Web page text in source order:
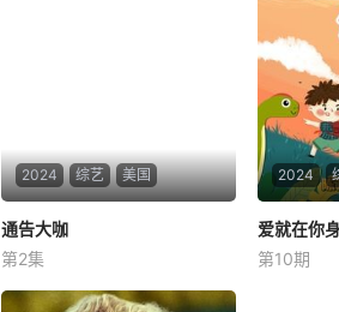
2024 综艺 美国
通告大咖
未知
好莱坞巨星畅谈如何踏上改变
通告大咖
第2集
2024
爱就在
未知
爱就在你
第10期